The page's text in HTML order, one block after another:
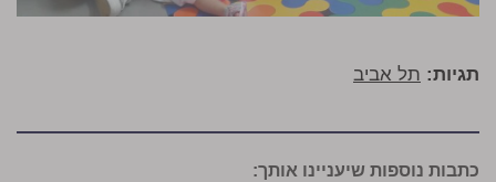
תגיות: תל אביב
כתבות נוספות שיעניינו אותך: